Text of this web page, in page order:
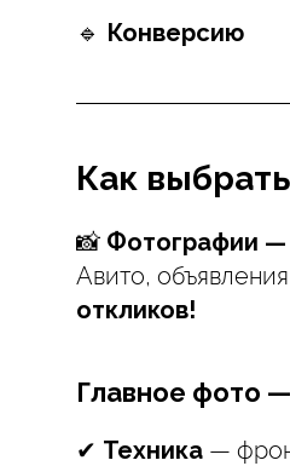
🔹 Конверсию
Как
📸 Фотографии —
Авито,
откликов!
Главное фото
✔ Техника —